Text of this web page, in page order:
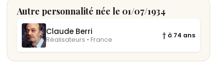
Autre personnalité née le 01/07/1934
Claude Berri
Réalisateurs • France
† à 74 ans